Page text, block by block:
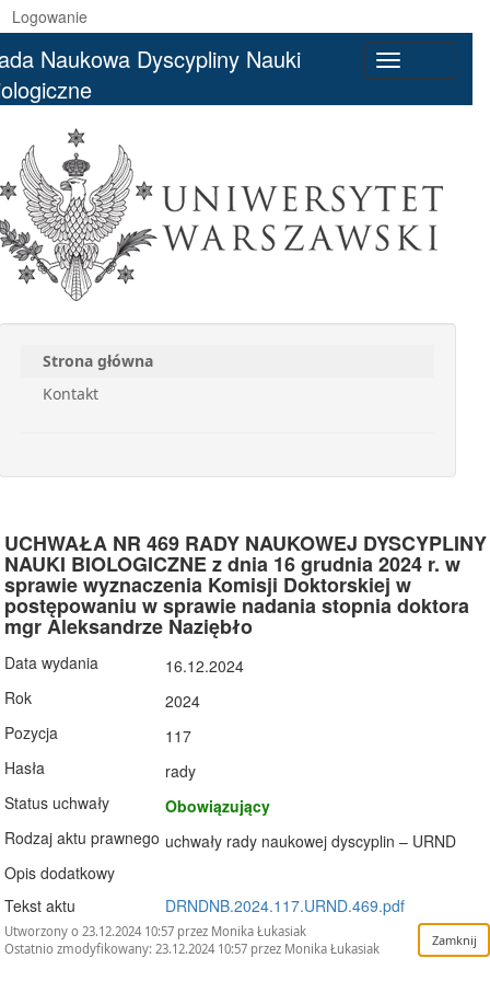
Logowanie
navigation
Naukowa Dyscypliny Nauki
Strona główna
Kontakt
UCHWAŁA NR 469 RADY NAUKOWEJ DYSCYPLINY
NAUKI BIOLOGICZNE z dnia 16 grudnia 2024 r. w
sprawie wyznaczenia Komisji Doktorskiej w
postępowaniu w sprawie nadania stopnia doktora
mgr Aleksandrze Naziębło
Data wydania
16.12.2024
Rok
2024
Pozycja
117
Hasła
rady
Status uchwały
Obowiązujący
Rodzaj aktu prawnego uchwały rady naukowej dyscyplin – URND
Opis dodatkowy
Tekst aktu
DRNDNB.2024.117.URND.469.pdf
Utworzony o 23.12.2024 10:57 przez Monika Łukasiak
Ostatnio zmodyfikowany: 23.12.2024 10:57 przez Monika Łukasiak